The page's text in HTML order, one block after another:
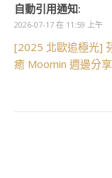
自動引用通知:
2026-07-17 在 11:59 上午
[2025 北歐追極光]
癒 Moomin 週邊分